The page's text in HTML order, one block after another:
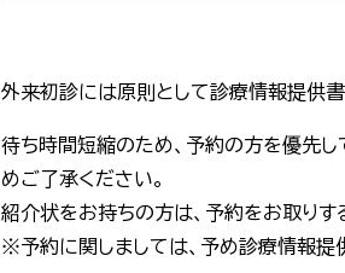
外来初診には原則として診療情報提供書
待ち時間短縮のため、予約の方を優先
めご了承ください。
紹介状をお持ちの方は、予約をお取りす
※予約に関しましては、予め診療情報提